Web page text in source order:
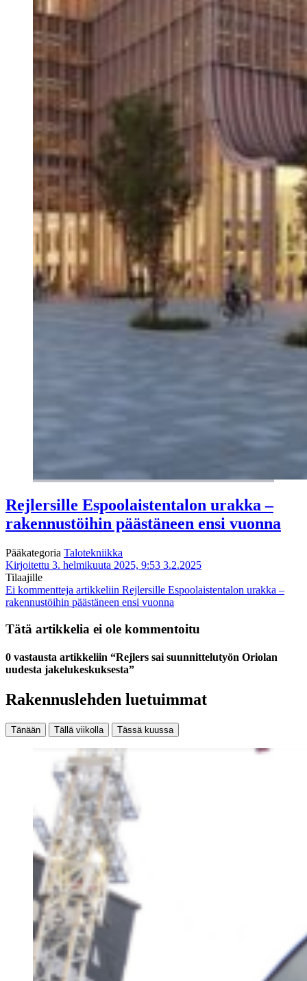
Rejlersille Espoolaistentalon urakka –
rakennustöihin päästäneen ensi vuonna
Pääkategoria Talotekniikka
Kirjoitettu 3. helmikuuta 2025, 9:53 3.2.2025
Tilaajille
Ei kommentteja artikkeliin Rejlersille Espoolaistentalon urakka –
rakennustöihin päästäneen ensi vuonna
Tätä artikkelia ei ole kommentoitu
0 vastausta artikkeliin “Rejlers sai suunnittelutyön Oriolan
uudesta jakelukeskuksesta”
Rakennuslehden luetuimmat
Tänään Tällä viikolla Tässä kuussa